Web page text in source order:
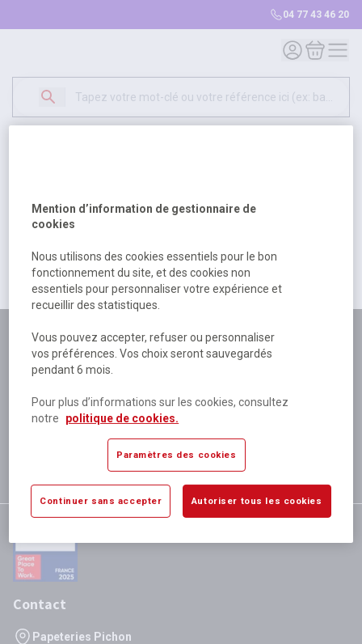
04 77 43 46 20
Mon compte
Mon
500
excuser pour la gêne occasionée.
Retour Retour à l'accueil
Plus de 180 personnes
à votre écoute
Plus de 80 000 références
disponibles
Expédition le jour même
si validation avant 12h
satisfaction totale
Contact
Papeteries Pichon
Mention d’information de gestionnaire de
cookies
Nous utilisons des cookies essentiels pour le bon
fonctionnement du site, et des cookies non
essentiels pour personnaliser votre expérience et
recueillir des statistiques.
Vous pouvez accepter, refuser ou personnaliser
vos préférences. Vos choix seront sauvegardés
pendant 6 mois.
Pour plus d’informations sur les cookies, consultez
notre
politique de cookies.
Paramètres des cookies
Continuer sans accepter Autoriser tous les cookies